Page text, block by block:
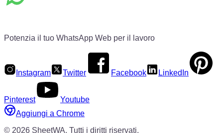
Potenzia il tuo WhatsApp Web per il lavoro
Instagram Twitter Facebook LinkedIn
Pinterest
Youtube
Aggiungi a Chrome
© 2026 SheetWA. Tutti i diritti riservati.